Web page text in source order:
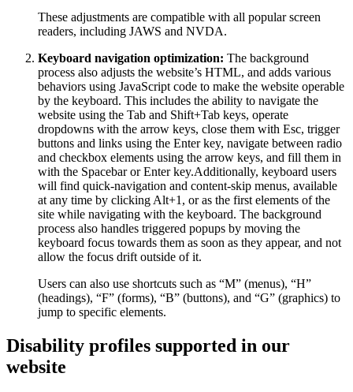
These adjustments are compatible with all popular screen
readers, including JAWS and NVDA.
Keyboard navigation optimization: The background
process also adjusts the website’s HTML, and adds various
behaviors using JavaScript code to make the website operable
by the keyboard. This includes the ability to navigate the
website using the Tab and Shift+Tab keys, operate
dropdowns with the arrow keys, close them with Esc, trigger
buttons and links using the Enter key, navigate between radio
and checkbox elements using the arrow keys, and fill them in
with the Spacebar or Enter key.Additionally, keyboard users
will find quick-navigation and content-skip menus, available
at any time by clicking Alt+1, or as the first elements of the
site while navigating with the keyboard. The background
process also handles triggered popups by moving the
keyboard focus towards them as soon as they appear, and not
allow the focus drift outside of it.
Users can also use shortcuts such as “M” (menus), “H”
(headings), “F” (forms), “B” (buttons), and “G” (graphics) to
jump to specific elements.
Disability profiles supported in our
website